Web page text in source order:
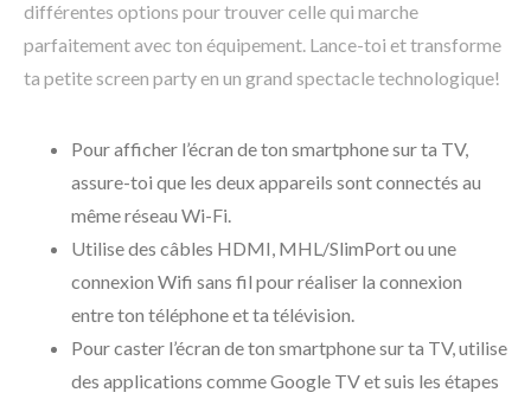
différentes options pour trouver celle qui marche
parfaitement avec ton équipement. Lance-toi et transforme
ta petite screen party en un grand spectacle technologique!
Pour afficher l’écran de ton smartphone sur ta TV,
assure-toi que les deux appareils sont connectés au
même réseau Wi-Fi.
Utilise des câbles HDMI, MHL/SlimPort ou une
connexion Wifi sans fil pour réaliser la connexion
entre ton téléphone et ta télévision.
Pour caster l’écran de ton smartphone sur ta TV, utilise
des applications comme Google TV et suis les étapes